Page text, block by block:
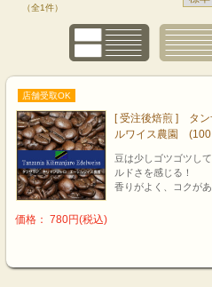
（全1件）
店舗受取OK
[ 受注後焙煎 ] タ
ルワイス農園 (100
豆は少しゴツゴツし
ルドさを感じる！
香りがよく、コクが
価格： 780円(税込)